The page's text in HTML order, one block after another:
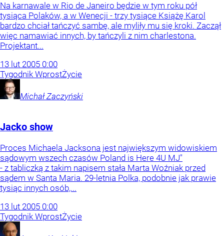
Na karnawale w Rio de Janeiro będzie w tym roku pół
tysiąca Polaków, a w Wenecji - trzy tysiące Książę Karol
bardzo chciał tańczyć sambę, ale myliły mu się kroki. Zaczął
więc namawiać innych, by tańczyli z nim charlestona.
Projektant...
13 lut 2005 0:00
Tygodnik WprostŻycie
Michał Zaczyński
Jacko show
Proces Michaela Jacksona jest największym widowiskiem
sądowym wszech czasów Poland is Here 4U MJ"
- z tabliczką z takim napisem stała Marta Woźniak przed
sądem w Santa Maria. 29-letnia Polka, podobnie jak prawie
tysiąc innych osób,...
13 lut 2005 0:00
Tygodnik WprostŻycie